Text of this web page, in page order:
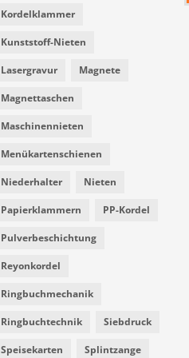
Kordelklammer
Kunststoff-Nieten
Lasergravur Magnete
Magnettaschen
Maschinennieten
Menükartenschienen
Niederhalter Nieten
Papierklammern PP-Kordel
Pulverbeschichtung
Reyonkordel
Ringbuchmechanik
Ringbuchtechnik Siebdruck
Speisekarten Splintzange